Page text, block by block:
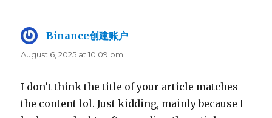
Binance创建账户
August 6, 2025 at 10:09 pm
I don’t think the title of your article matches
the content lol. Just kidding, mainly because I